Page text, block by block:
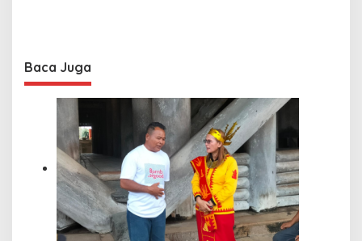
Baca Juga